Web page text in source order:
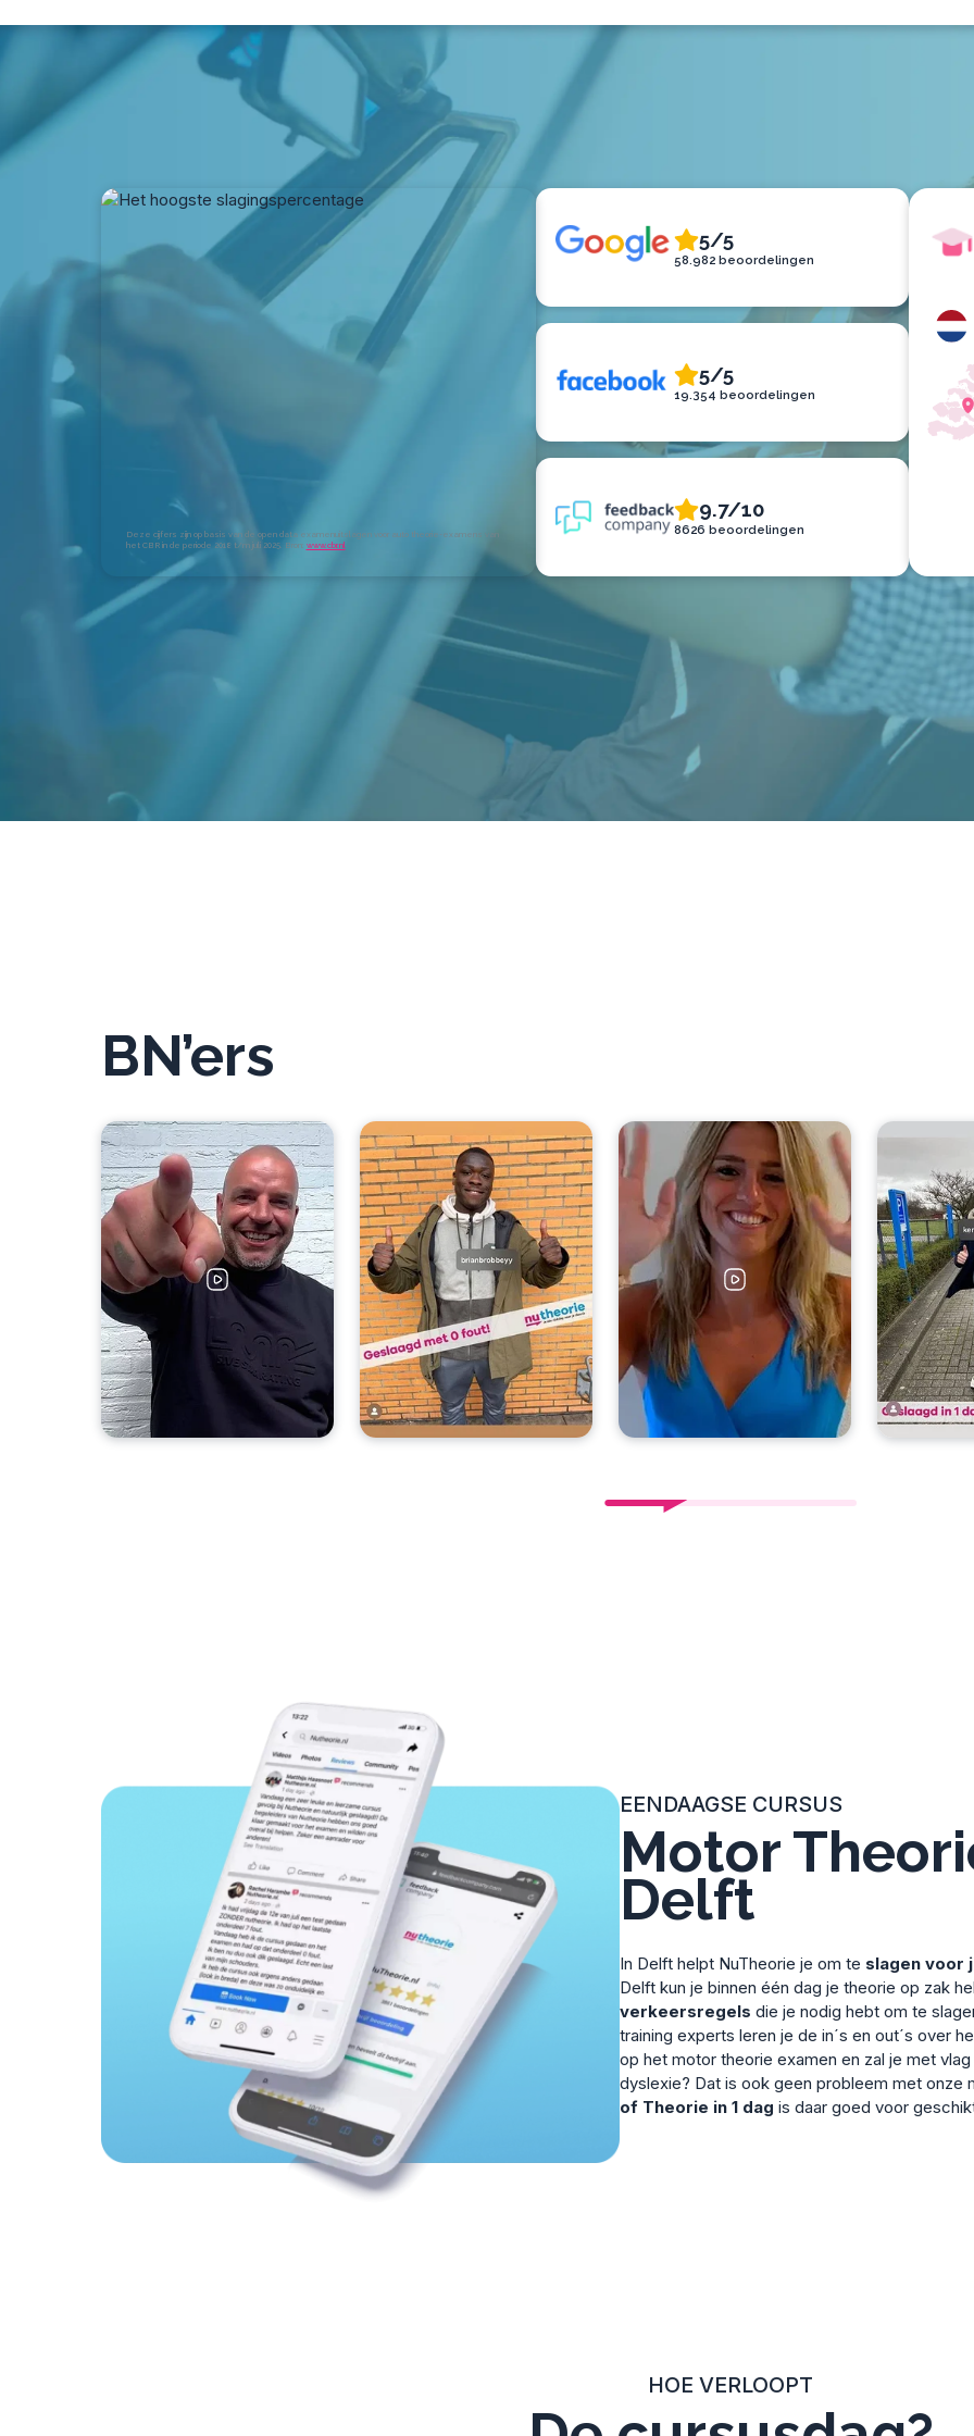
Deze cijfers zijn op basis van de open data examenuitslagen voor auto theorie-examens van
het CBR in de periode 2018 t/m juli 2025. Bron: www.cbr.nl
5/5
58.982 beoordelingen
5/5
19.354 beoordelingen
9.7/10
8626 beoordelingen
BN’ers
EENDAAGSE CURSUS
Motor
Delft
In Delft helpt NuTheorie je om te slagen voor
Delft kun je binnen één dag je theorie op zak
verkeersregels die je nodig hebt om te
training experts leren je de in´s en out´s over
op het motor theorie examen en zal je met
dyslexie? Dat is ook geen probleem met onze
of Theorie in 1 dag is daar goed voor
HOE VERLOOPT